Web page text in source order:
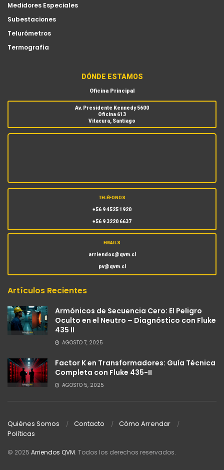
Medidores Especiales
Subestaciones
Telurómetros
Termografía
DÓNDE ESTAMOS
Oficina Principal
Av. Presidente Kennedy 5600
Oficina 613
Vitacura, Santiago
TELÉFONOS
+56 9 4525 1920
+56 9 3220 6637
EMAILS
arriendos@qvm.cl
pv@qvm.cl
Artículos Recientes
Armónicos de Secuencia Cero: El Peligro
Oculto en el Neutro – Diagnóstico con Fluke
435 II
AGOSTO 7, 2025
Factor K en Transformadores: Guía Técnica
Completa con Fluke 435-II
AGOSTO 5, 2025
Quiénes Somos Contacto
Cómo Arrendar
Políticas
© 2025 Arriendos QVM. Todos los derechos reservados.